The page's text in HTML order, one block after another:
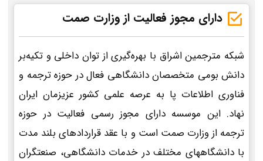
دارای مجوز فعالیت از وزارت صمت
شبکه مترجمین اشراق با بهره‌گیری از توان داخلی و تکیه‌بر
دانش بومی متخصصان دانشگاهی فعال در حوزه ترجمه و
فناوری اطلاعات پا به عرصه علمی کشور عزیزمان ایران
نهاد. این موسسه دارای مجوز رسمی فعالیت در حوزه
ترجمه از وزارت صمت است و با عقد قراردادهای بلند مدت
با دانشگاههای مختلف در خدمات دانشگاهی، صنعتگران